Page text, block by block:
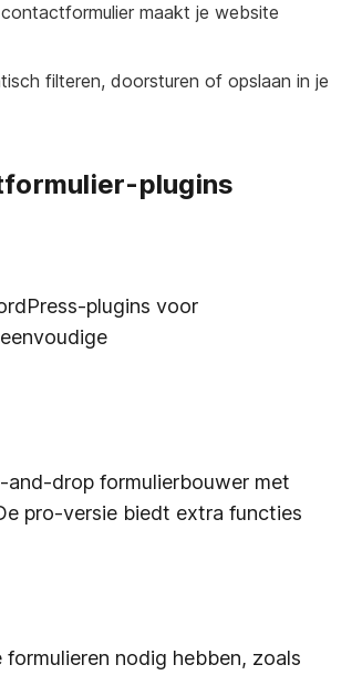
maakt je website
filteren, doorsturen of opslaan in je
plugins
plugins voor
and-drop formulierbouwer met
pro-versie biedt extra functies
nodig hebben, zoals